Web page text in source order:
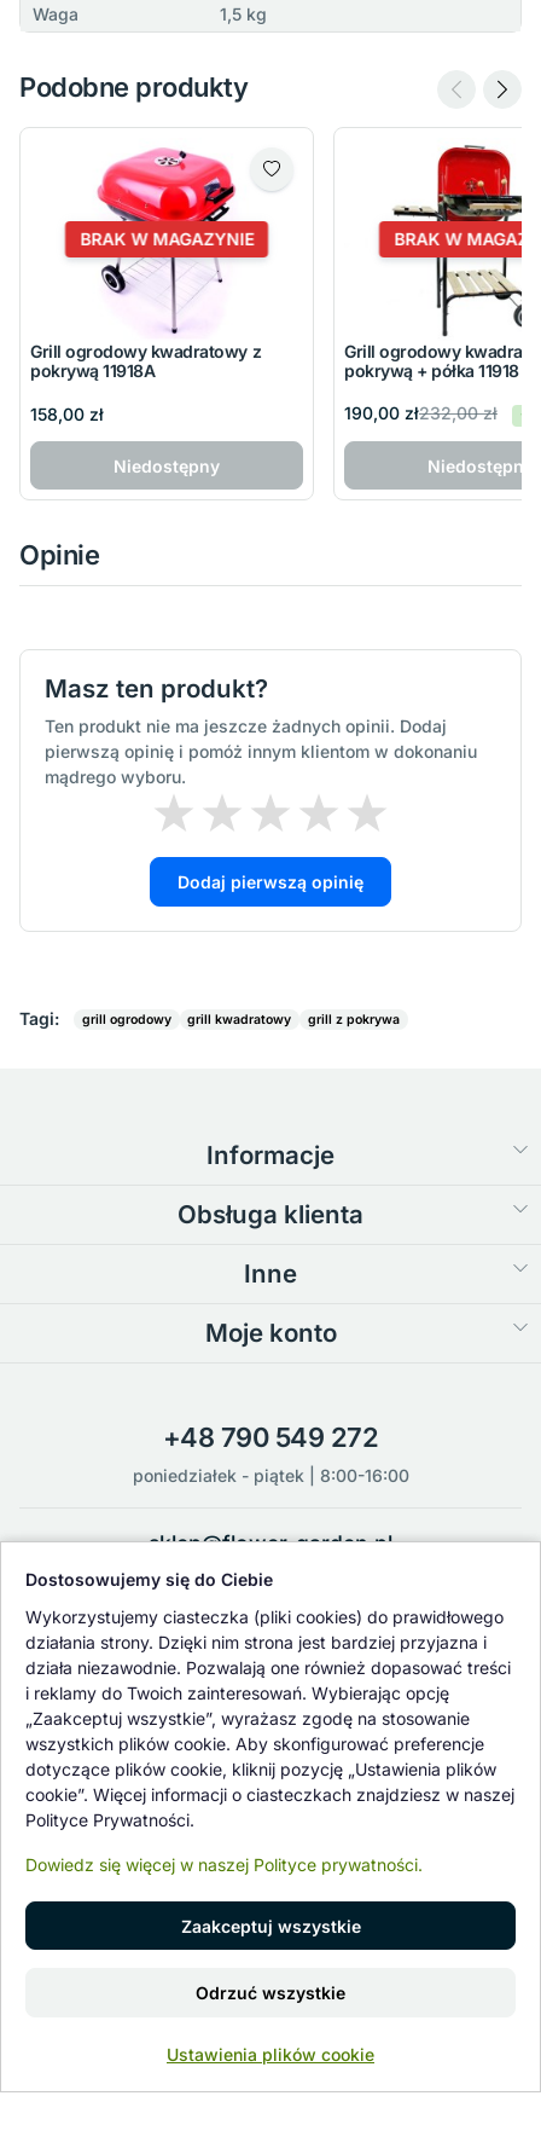
Waga
1,5 kg
Podobne produkty
BRAK W MAGAZYNIE
Grill ogrodowy kwadratowy z
pokrywą 11918A
158,00 zł
Niedostępny
BRAK W
Grill ogrodowy
pokrywą + półka 11918
190,00 zł232,00 zł -
Niedostępny
Opinie
Masz ten produkt?
Ten produkt nie ma jeszcze żadnych opinii. Dodaj
pierwszą opinię i pomóż innym klientom w dokonaniu
mądrego wyboru.
Dodaj pierwszą opinię
Tagi: grill ogrodowy grill kwadratowy grill z pokrywa
Informacje
Obsługa klienta
Inne
Moje konto
+48 790 549 272
poniedziałek - piątek | 8:00-16:00
sklep@flower-garden.pl
Oferowane przez nas rośliny i nasiona podlegają regularnej ścisłej
kontroli jakości oraz kontroli zdrowotnej przeprowadzanej przez
wykwalifikowane osoby z Państwowej Inspekcji Ochrony Roślin i
Nasiennictwa.
© 1997 - 2026 flower-garden.pl | Wszelkie prawa zastrzeżone.
Dostosowujemy się do Ciebie
Wykorzystujemy ciasteczka (pliki cookies) do prawidłowego
działania strony. Dzięki nim strona jest bardziej przyjazna i
działa niezawodnie. Pozwalają one również dopasować treści
i reklamy do Twoich zainteresowań. Wybierając opcję
„Zaakceptuj wszystkie”, wyrażasz zgodę na stosowanie
wszystkich plików cookie. Aby skonfigurować preferencje
dotyczące plików cookie, kliknij pozycję „Ustawienia plików
cookie”. Więcej informacji o ciasteczkach znajdziesz w naszej
Polityce Prywatności.
Dowiedz się więcej w naszej Polityce prywatności.
Zaakceptuj wszystkie
Odrzuć wszystkie
Ustawienia plików cookie